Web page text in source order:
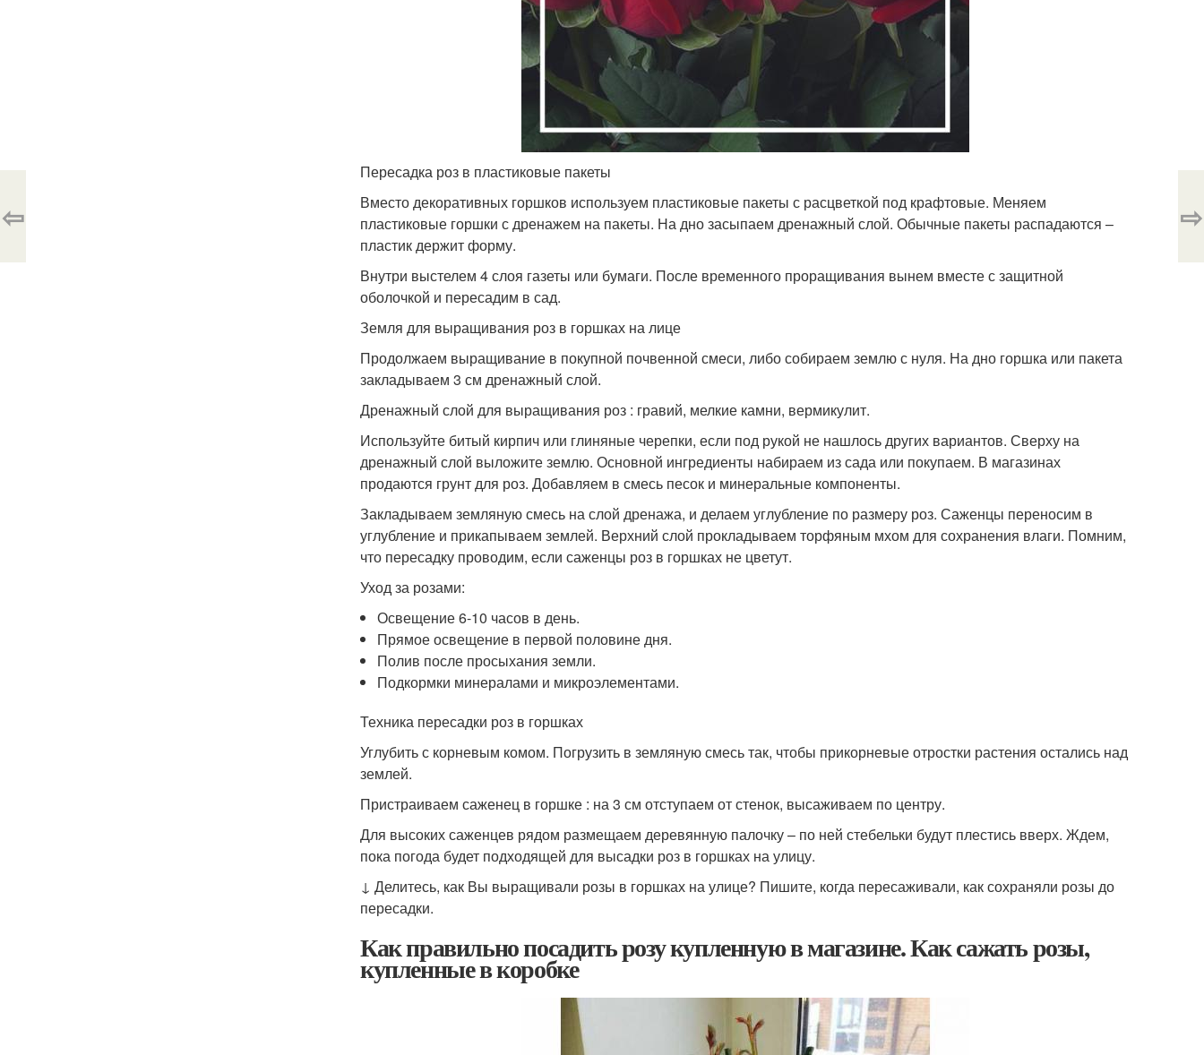
Пересадка роз в пластиковые пакеты
Вместо декоративных горшков используем пластиковые пакеты с расцветкой под крафтовые. Меняем
пластиковые горшки с дренажем на пакеты. На дно засыпаем дренажный слой. Обычные пакеты распадаются –
пластик держит форму.
Внутри выстелем 4 слоя газеты или бумаги. После временного проращивания вынем вместе с защитной
оболочкой и пересадим в сад.
Земля для выращивания роз в горшках на лице
Продолжаем выращивание в покупной почвенной смеси, либо собираем землю с нуля. На дно горшка или пакета
закладываем 3 см дренажный слой.
Дренажный слой для выращивания роз : гравий, мелкие камни, вермикулит.
Используйте битый кирпич или глиняные черепки, если под рукой не нашлось других вариантов. Сверху на
дренажный слой выложите землю. Основной ингредиенты набираем из сада или покупаем. В магазинах
продаются грунт для роз. Добавляем в смесь песок и минеральные компоненты.
Закладываем земляную смесь на слой дренажа, и делаем углубление по размеру роз. Саженцы переносим в
углубление и прикапываем землей. Верхний слой прокладываем торфяным мхом для сохранения влаги. Помним,
что пересадку проводим, если саженцы роз в горшках не цветут.
Уход за розами:
Освещение 6-10 часов в день.
Прямое освещение в первой половине дня.
Полив после просыхания земли.
Подкормки минералами и микроэлементами.
Техника пересадки роз в горшках
Углубить с корневым комом. Погрузить в земляную смесь так, чтобы прикорневые отростки растения остались над
землей.
Пристраиваем саженец в горшке : на 3 см отступаем от стенок, высаживаем по центру.
Для высоких саженцев рядом размещаем деревянную палочку – по ней стебельки будут плестись вверх. Ждем,
пока погода будет подходящей для высадки роз в горшках на улицу.
↓ Делитесь, как Вы выращивали розы в горшках на улице? Пишите, когда пересаживали, как сохраняли розы до
пересадки.
Как правильно посадить розу купленную в магазине. Как сажать розы,
купленные в коробке
⇦ ⇨